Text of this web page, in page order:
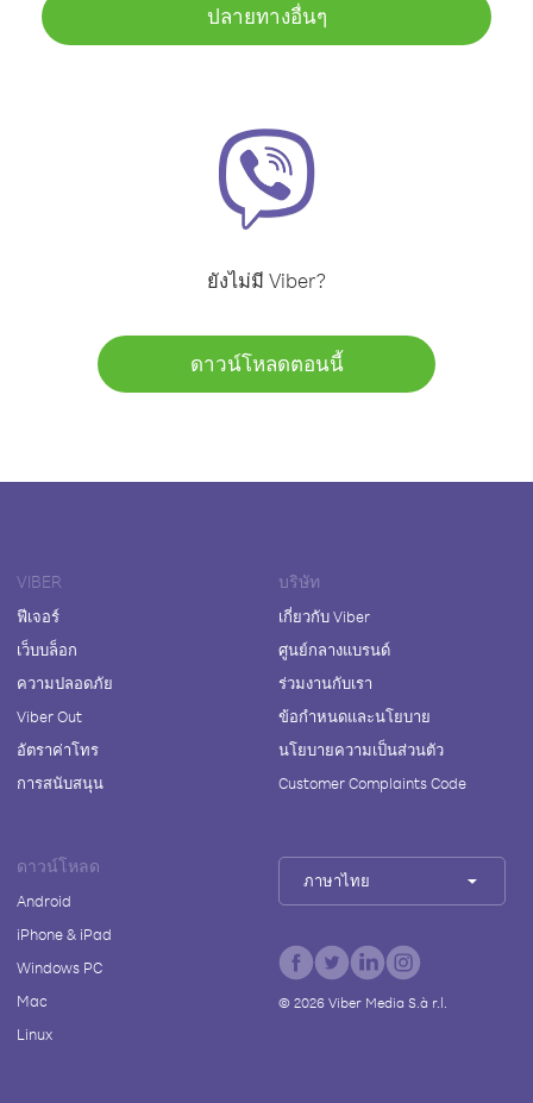
ปลายทางอื่นๆ
ยังไม่มี Viber?
ดาวน์โหลดตอนนี้
VIBER
ฟีเจอร์
เว็บบล็อก
ความปลอดภัย
Viber Out
อัตราค่าโทร
การสนับสนุน
บริษัท
เกี่ยวกับ Viber
ศูนย์กลางแบรนด์
ร่วมงานกับเรา
ข้อกำหนดและนโยบาย
นโยบายความเป็นส่วนตัว
Customer Complaints Code
ดาวน์โหลด
Android
iPhone & iPad
Windows PC
Mac
Linux
ภาษาไทย
© 2026Viber Media S.à r.l.